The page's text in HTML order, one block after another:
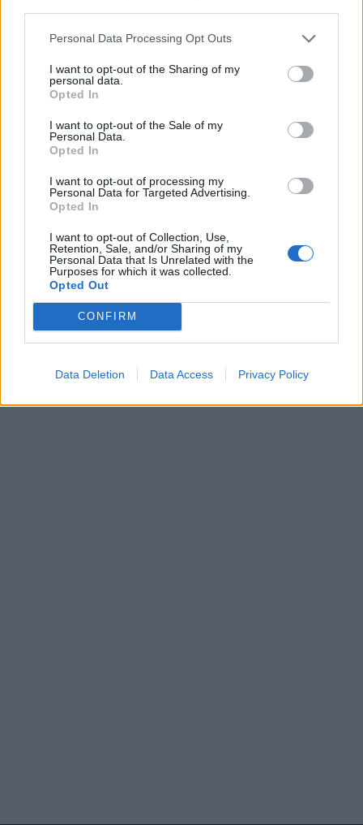
Personal Data Processing Opt Outs
I want to opt-out of the Sharing of my
personal data.
Opted In
I want to opt-out of the Sale of my
Personal Data.
Opted In
I want to opt-out of processing my
Personal Data for Targeted Advertising.
Opted In
I want to opt-out of Collection, Use,
Retention, Sale, and/or Sharing of my
Personal Data that Is Unrelated with the
Purposes for which it was collected.
Opted Out
CONFIRM
Data Deletion Data Access Privacy Policy
opposizioni, con la loro sciagurata
irresponsabilità, hanno danneggiato il
percorso di pace che ha portato avanti il
Governo italiano per creare due popoli e due
Stati, aiutando davvero il popolo palestinese e
non altri che invece stringevano accordi e
andavano a braccetto con chi finanziava
Hamas danneggiando il popolo palestinese».
Argomentazioni accolte da proteste da parte
delle opposizioni.